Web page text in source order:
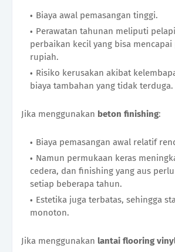
Biaya awal pemasangan tinggi.
Perawatan tahunan meliputi
perbaikan kecil yang bisa
rupiah.
Risiko kerusakan akibat
biaya tambahan yang tidak terduga.
Jika menggunakan beton finishing:
Biaya pemasangan awal relatif
Namun permukaan keras
cedera, dan finishing yang aus
setiap beberapa tahun.
Estetika juga terbatas, sehingga
monoton.
Jika menggunakan lantai flooring